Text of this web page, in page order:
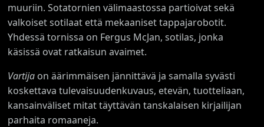
muuriin. Sotatornien välimaastossa partioivat sekä
valkoiset sotilaat että mekaaniset tappajarobotit.
Yhdessä tornissa on Fergus McJan, sotilas, jonka
käsissä ovat ratkaisun avaimet.
Vartija on äärimmäisen jännittävä ja samalla syvästi
koskettava tulevaisuudenkuvaus, etevän, tuotteliaan,
kansainväliset mitat täyttävän tanskalaisen kirjailijan
parhaita romaaneja.